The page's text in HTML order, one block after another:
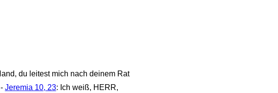
du leitest mich nach deinem Rat
Jeremia 10, 23: Ich weiß, HERR,